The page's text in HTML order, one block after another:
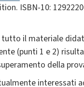
ISBN-10:
tutto il materiale
(punti 1 e 2)
della
interessati